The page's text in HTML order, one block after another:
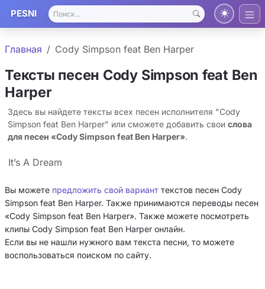
PESNI
Главная Cody Simpson feat Ben Harper
Тексты песен Cody Simpson feat Ben
Harper
Здесь вы найдете тексты всех песен исполнителя "Cody
Simpson feat Ben Harper" или сможете добавить свои слова
для песен «Cody Simpson feat Ben Harper».
It’s A Dream
Вы можете предложить свой вариант текстов песен Cody
Simpson feat Ben Harper. Также принимаются переводы песен
«Cody Simpson feat Ben Harper». Также можете посмотреть
клипы Cody Simpson feat Ben Harper онлайн.
Если вы не нашли нужного вам текста песни, то можете
воспользоваться поиском по сайту.